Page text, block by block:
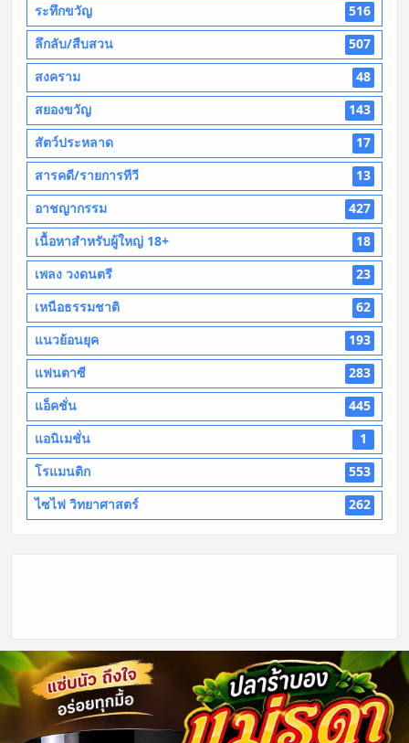
ระทึกขวัญ
516
ลึกลับ/สืบสวน
507
สงคราม
48
สยองขวัญ
143
สัตว์ประหลาด
17
สารคดี/รายการทีวี
13
อาชญากรรม
427
เนื้อหาสำหรับผู้ใหญ่ 18+
18
เพลง วงดนตรี
23
เหนือธรรมชาติ
62
แนวย้อนยุค
193
แฟนตาซี
283
แอ็คชั่น
445
แอนิเมชั่น
1
โรแมนติก
553
ไซไฟ วิทยาศาสตร์
262